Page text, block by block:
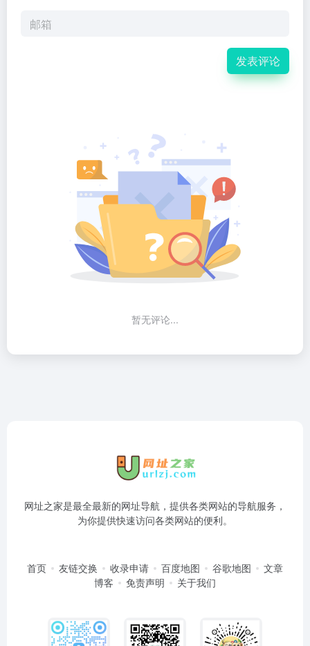
发表评论
暂无评论...
网址之家是最全最新的网址导航，提供各类网站的导航服务，
为你提供快速访问各类网站的便利。
首页 友链交换 收录申请 百度地图 谷歌地图
文章
博客
免责声明 关于我们